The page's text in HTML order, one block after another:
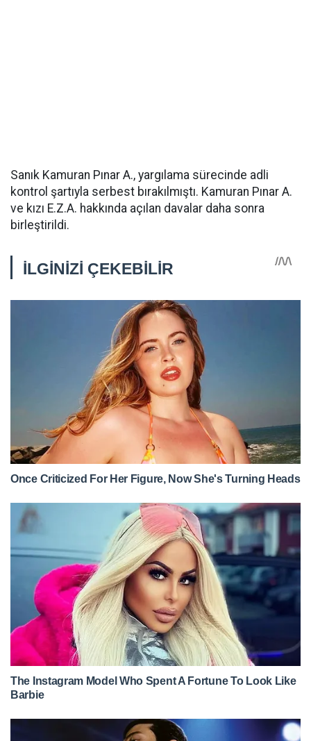
Sanık Kamuran Pınar A., yargılama sürecinde adli
kontrol şartıyla serbest bırakılmıştı. Kamuran Pınar A.
ve kızı E.Z.A. hakkında açılan davalar daha sonra
birleştirildi.